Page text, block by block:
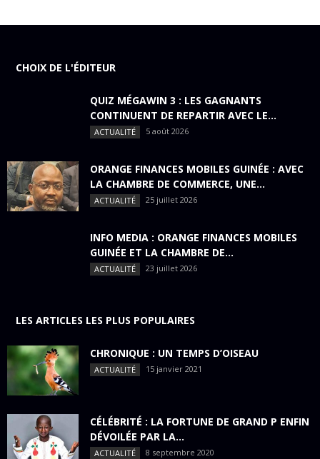
CHOIX DE L'ÉDITEUR
QUIZ MÉGAWIN 3 : LES GAGNANTS
CONTINUENT DE REPARTIR AVEC LE...
ACTUALITÉ 5 août 2026
ORANGE FINANCES MOBILES GUINÉE : AVEC
LA CHAMBRE DE COMMERCE, UNE...
ACTUALITÉ 25 juillet 2026
INFO MEDIA : ORANGE FINANCES MOBILES
GUINÉE ET LA CHAMBRE DE...
ACTUALITÉ 23 juillet 2026
LES ARTICLES LES PLUS POPULAIRES
CHRONIQUE : UN TEMPS D’OISEAU
ACTUALITÉ 15 janvier 2021
CÉLÉBRITÉ : LA FORTUNE DE GRAND P ENFIN
DÉVOILÉE PAR LA...
ACTUALITÉ 8 septembre 2020